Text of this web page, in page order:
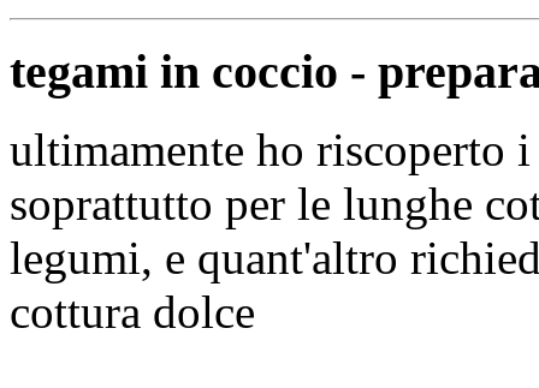
tegami in coccio -
ultimamente ho riscoperto
soprattutto per le lunghe
legumi, e quant'altro
cottura dolce